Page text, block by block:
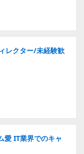
レクター/未経験歓
愛 IT業界でのキャ